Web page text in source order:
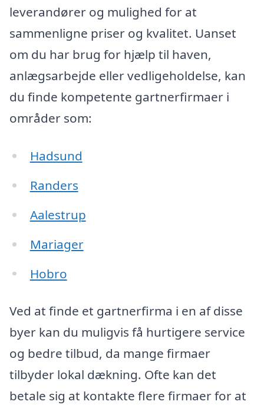
leverandører og mulighed for at
sammenligne priser og kvalitet. Uanset
om du har brug for hjælp til haven,
anlægsarbejde eller vedligeholdelse, kan
du finde kompetente gartnerfirmaer i
områder som:
Hadsund
Randers
Aalestrup
Mariager
Hobro
Ved at finde et gartnerfirma i en af disse
byer kan du muligvis få hurtigere service
og bedre tilbud, da mange firmaer
tilbyder lokal dækning. Ofte kan det
betale sig at kontakte flere firmaer for at